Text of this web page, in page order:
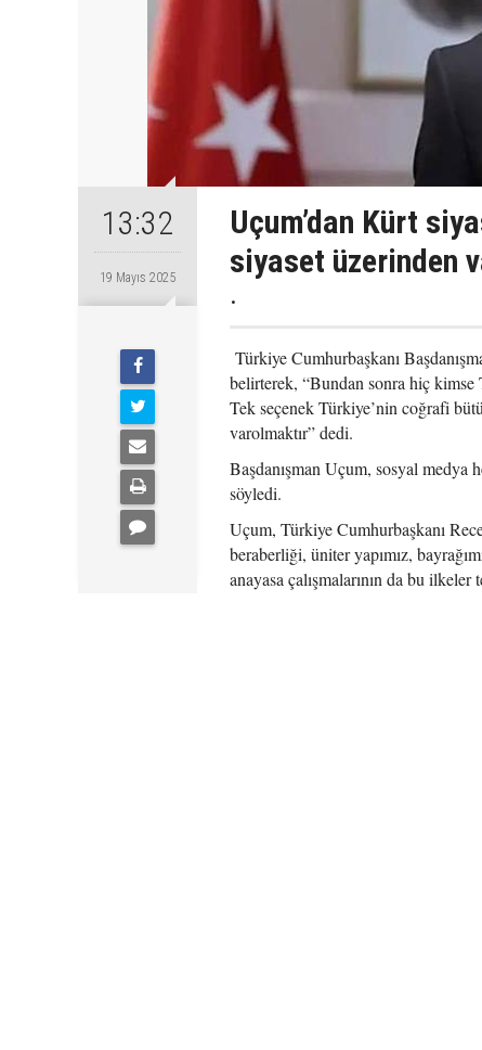
13:32
19 Mayıs 2025
Uçum’dan Kürt
siyaset üzerinden
.
Türkiye Cumhurbaşkanı
belirterek, “Bundan sonra hiç kimse
Tek seçenek Türkiye’nin coğrafi
varolmaktır” dedi.
Başdanışman Uçum, sosyal medya
söyledi.
Uçum, Türkiye Cumhurbaşkanı
beraberliği, üniter yapımız,
anayasa çalışmalarının da bu